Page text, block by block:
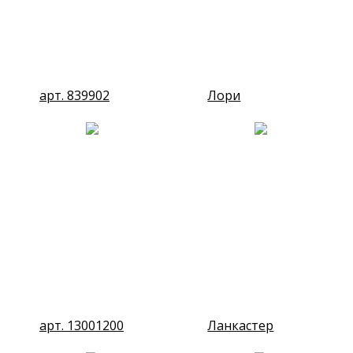
арт. 839902 Лори
арт. 13001200 Ланкастер